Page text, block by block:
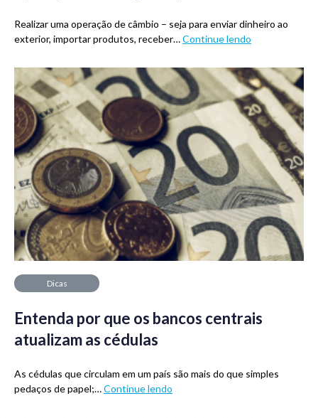
Realizar uma operação de câmbio – seja para enviar dinheiro ao
exterior, importar produtos, receber…Continue lendo
Dicas
Entenda por que os bancos centrais
atualizam as cédulas
As cédulas que circulam em um país são mais do que simples
pedaços de papel;…Continue lendo